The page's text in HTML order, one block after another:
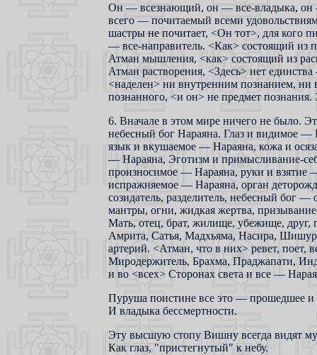
Он — всезнающий, он — все-владыка, он
всего — почитаемый всеми
шастры не почитает, <Он тот>, для кого
— все-направитель. <Как> состоящий
Атман мышления, <как> состоящий из
Атман растворения, <Здесь> нет
<наделен> ни внутренним познанием,
познанного, <и он> не предмет
6. Вначале в этом мире ничего не было.
небесный бог Нараяна. Глаз и видимое
язык и вкушаемое — Нараяна, кожа и
— Нараяна, Эготизм и примысливание-
произносимое — Нараяна, руки и
испражняемое — Нараяна, орган
созидатель, разделитель, небесный
мантры, огни, жидкая жертва,
Мать, отец, брат, жилище, убежище,
Амрита, Сатья, Мадхьяма, Насира,
артерий. <Атман, что в них> ревет, поет,
Миродержитель, Брахма, Праджапати,
и во <всех> Сторонах света и все —
Пуруша поистине все это — прошедшее и
И владыка бессмертности.
Эту высшую стопу Вишну всегда видят
Как глаз, "пристегнутый" к небу.